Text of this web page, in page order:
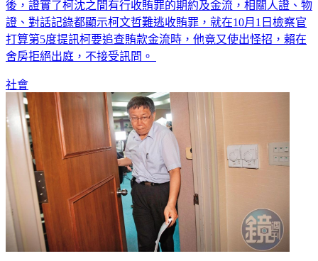
後，證實了柯沈之間有行收賄罪的期約及金流，相關人證、物
證、對話記錄都顯示柯文哲難逃收賄罪，就在10月1日檢察官
打算第5度提訊柯要追查賄款金流時，他竟又使出怪招，賴在
舍房拒絕出庭，不接受訊問。
社會